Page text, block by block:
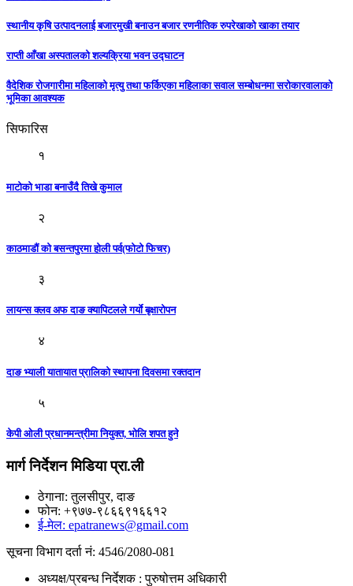
स्थानीय कृषि उत्पादनलाई बजारमुखी बनाउन बजार रणनीतिक रुपरेखाको खाका तयार
राप्ती आँखा अस्पतालको शल्यक्रिया भवन उद्घाटन
वैदेशिक रोजगारीमा महिलाको मृत्यु तथा फर्किएका महिलाका सवाल सम्बोधनमा सरोकारवालाको
भूमिका आवश्यक
सिफारिस
१
माटोको भाडा बनाउँदै तिखे कुमाल
२
काठमाडौं काे बसन्तपुरमा हाेली पर्व(फाेटाे फिचर)
३
लायन्स क्लव अफ दाङ क्यापिटलले गर्याे बृक्षारोपन
४
दाङ भ्याली यातायात प्रालिकाे स्थापना दिवसमा रक्तदान
५
केपी ‌ओली प्रधानमन्त्रीमा नियुक्त, भाेलि शपत हुने
मार्ग निर्देशन मिडिया प्रा.ली
ठेगाना: तुलसीपुर, दाङ
फोन: +९७७-९८६६९१६६१२
ई-मेल: epatranews@gmail.com
सूचना विभाग दर्ता नं: 4546/2080-081
अध्यक्ष/प्रबन्ध निर्देशक : पुरुषोत्तम अधिकारी